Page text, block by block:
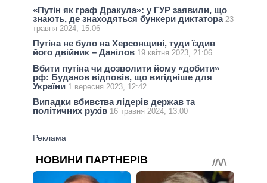
«Путін як граф Дракула»: у ГУР заявили, що
знають, де знаходяться бункери диктатора 23
травня 2024, 15:06
Путіна не було на Херсонщині, туди їздив
його двійник – Данілов 19 квітня 2023, 21:06
Вбити путіна чи дозволити йому «добити»
рф: Буданов відповів, що вигідніше для
України 1 вересня 2023, 12:42
Випадки вбивства лідерів держав та
політичних рухів 16 травня 2024, 13:00